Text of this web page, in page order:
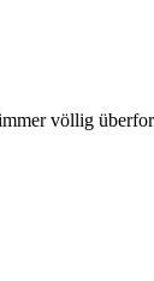
völlig